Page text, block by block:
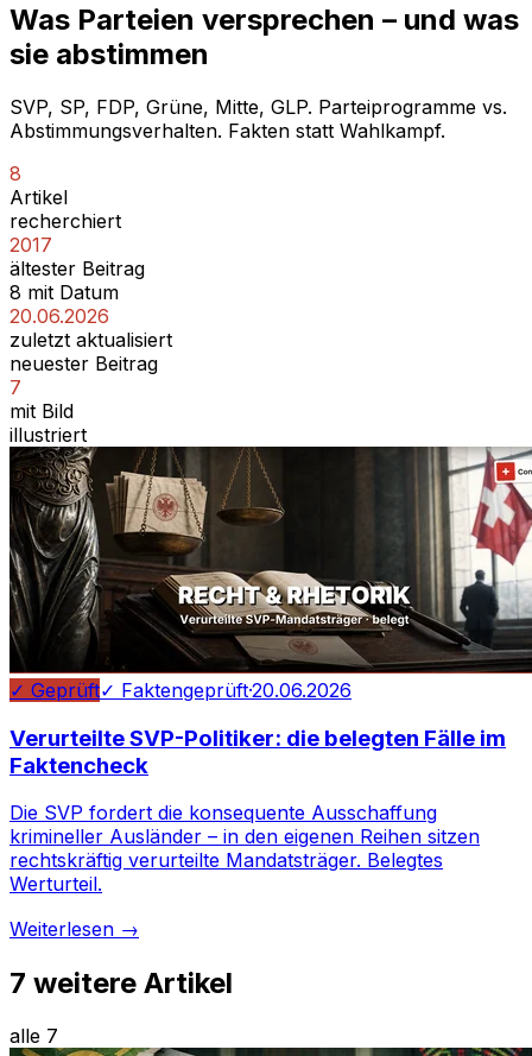
Was Parteien versprechen – und was
sie abstimmen
SVP, SP, FDP, Grüne, Mitte, GLP. Parteiprogramme vs.
Abstimmungsverhalten. Fakten statt Wahlkampf.
8
Artikel
recherchiert
2017
ältester Beitrag
8 mit Datum
20.06.2026
zuletzt aktualisiert
neuester Beitrag
7
mit Bild
illustriert
✓ Geprüft✓ Faktengeprüft·20.06.2026
Verurteilte SVP-Politiker: die belegten Fälle im
Faktencheck
Die SVP fordert die konsequente Ausschaffung
krimineller Ausländer – in den eigenen Reihen sitzen
rechtskräftig verurteilte Mandatsträger. Belegtes
Werturteil.
Weiterlesen →
7 weitere Artikel
alle 7